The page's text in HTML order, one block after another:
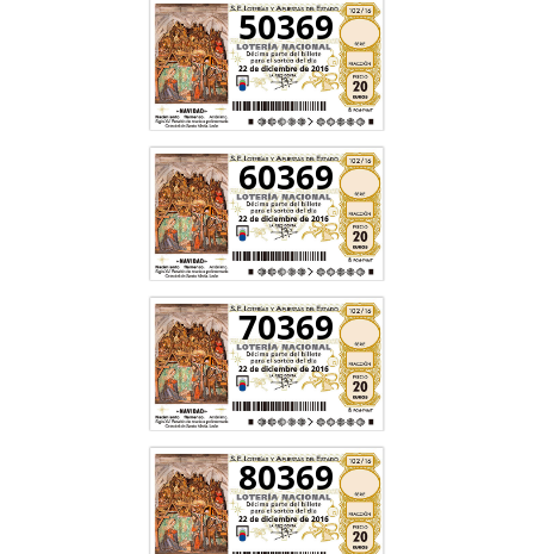
50369
60369
70369
80369